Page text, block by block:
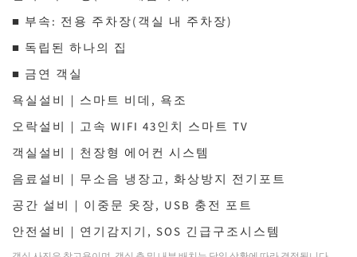
■ 부속: 전용 주차장(객실 내 주차장)
■ 독립된 하나의 집
■ 금연 객실
욕실설비｜스마트 비데, 욕조
오락설비｜고속 WIFI 43인치 스마트 TV
객실설비｜천장형 에어컨 시스템
음료설비｜무소음 냉장고, 화상방지 전기포트
공간 설비｜이중문 옷장, USB 충전 포트
안전설비｜연기감지기, SOS 긴급구조시스템